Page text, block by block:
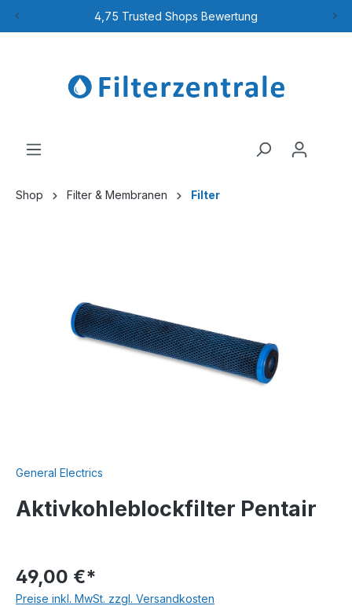
4,75 Trusted Shops Bewertung
Shop Filter & Membranen Filter
General Electrics
Aktivkohleblockfilter Pentair
49,00 €*
Preise inkl. MwSt. zzgl. Versandkosten